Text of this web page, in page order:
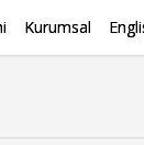
Kurumsal